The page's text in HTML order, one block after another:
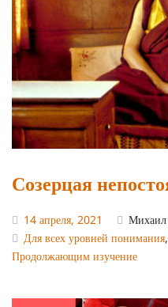
Созерцая
14 апреля, 2021
Михаил
Для всех уровней понимания,
Продолжающим изучение